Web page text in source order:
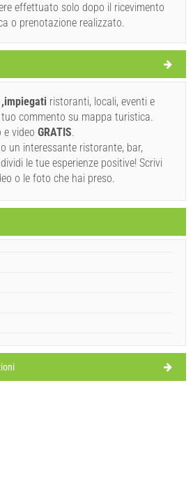
effettuato solo dopo il ricevimento
o prenotazione realizzato.
ristoranti, locali, eventi e
commento su mappa turistica.
video GRATIS.
un interessante ristorante, bar,
le tue esperienze positive! Scrivi
o le foto che hai preso.